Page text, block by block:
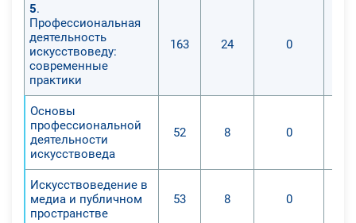
5.
Профессиональная
деятельность
искусствоведу:
современные
практики
163 24 0
Основы
профессиональной
деятельности
искусствоведа
52 8 0
Искусствоведение в
медиа и публичном
пространстве
53 8 0